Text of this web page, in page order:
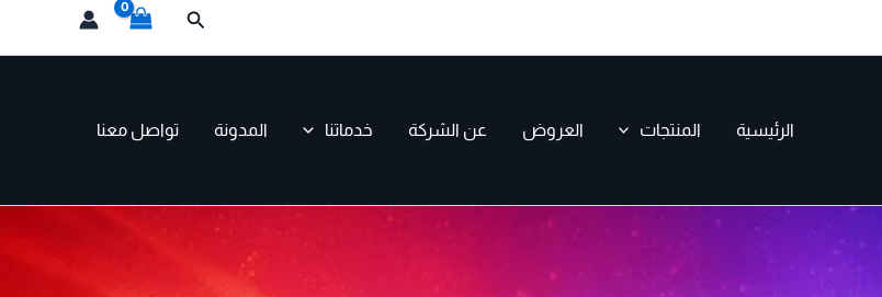
البحث
الرئيسية المنتجات العروض عن الشركة خدماتنا المدونة تواصل معنا